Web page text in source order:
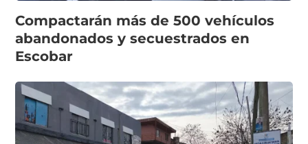
Compactarán más de 500 vehículos
abandonados y secuestrados en
Escobar